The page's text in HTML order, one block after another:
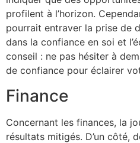
profilent à l’horizon.
pourrait entraver la prise de
dans la confiance en soi et
conseil : ne pas hésiter à
de confiance pour éclairer
Finance
Concernant les finances, la
résultats mitigés. D’un côté,